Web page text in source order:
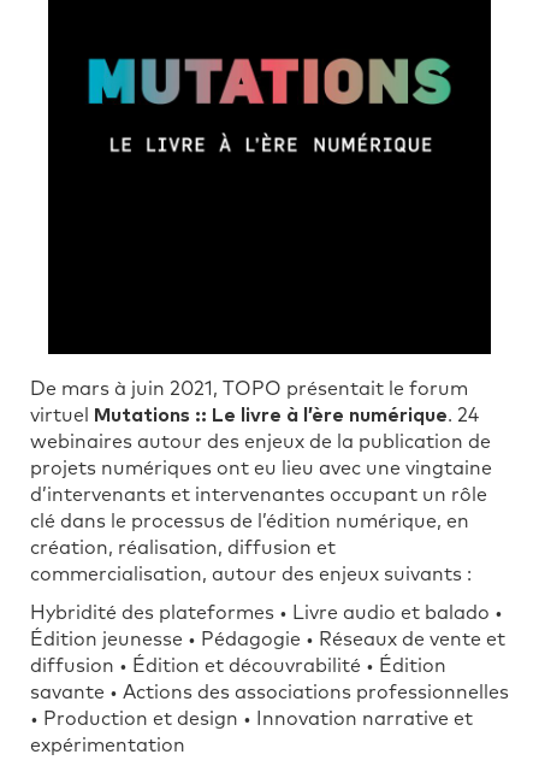
De mars à juin 2021, TOPO présentait le forum
virtuel
Mutations :: Le livre à l’ère numérique. 24
webinaires autour des enjeux de la publication de
projets numériques ont eu lieu avec une vingtaine
d’intervenants et intervenantes occupant un rôle
clé dans le processus de l’édition numérique, en
création, réalisation, diffusion et
commercialisation, autour des enjeux suivants :
Hybridité des plateformes • Livre audio et balado •
Édition jeunesse • Pédagogie • Réseaux de vente et
diffusion • Édition et découvrabilité • Édition
savante • Actions des associations professionnelles
• Production et design • Innovation narrative et
expérimentation